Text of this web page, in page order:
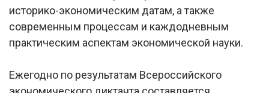
историко-экономическим датам, а также
современным процессам и каждодневным
практическим аспектам экономической науки.
Ежегодно по результатам Всероссийского